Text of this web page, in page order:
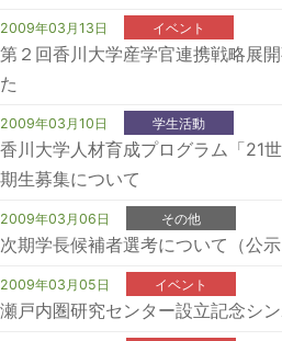
2009年03月13日 イベント
第２回香川大学産学官連携戦略展
た
2009年03月10日 学生活動
香川大学人材育成プログラム「21
期生募集について
2009年03月06日 その他
次期学長候補者選考について（公示
2009年03月05日 イベント
瀬戸内圏研究センター設立記念シ